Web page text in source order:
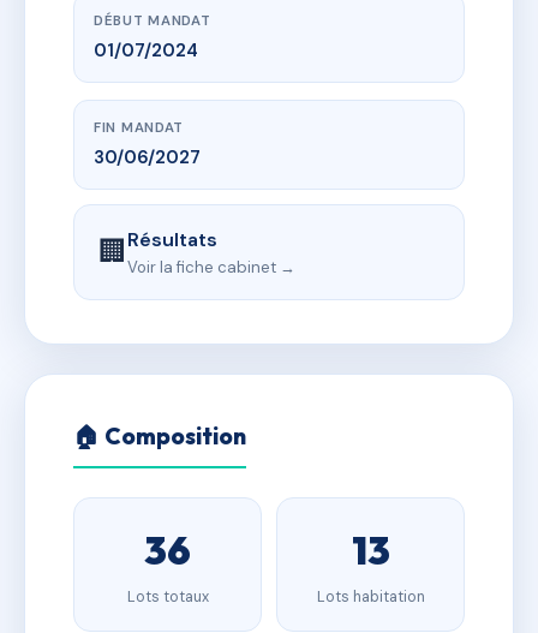
DÉBUT MANDAT
01/07/2024
FIN MANDAT
30/06/2027
🏢Résultats
Voir la fiche cabinet →
🏠 Composition
36
Lots totaux
13
Lots habitation